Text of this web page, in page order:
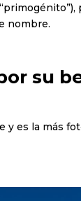
nombre.
su
es la más